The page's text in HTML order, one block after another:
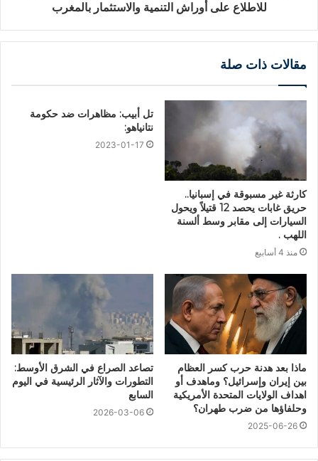
للاطلاع على أوراش التنمية والاستثمار بالمغرب
مقالات ذات صلة
كارثة غير مسبوقة في إسبانيا..
حريق غابات يحصد 12 قتيلاً ويحول
السيارات إلى مقابر وسط ألسنة
اللهب .
منذ 4 أسابيع
تل أبيب: مظاهرات ضد حكومة
نتانياهو:
2023-01-17
ماذا بعد هدنة حرب كسر العظام
بين إيران وإسرائيل؟ وماهدف أو
اهداف الولايات المتحدة الأمريكية
وحلفاؤها من ضرب طهران؟
2025-06-26
تصاعد الصراع في الشرق الأوسط:
التطورات والآثار الرئيسية في اليوم
السابع
2026-03-06